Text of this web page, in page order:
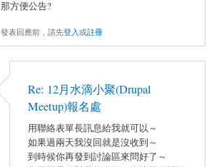
那方便公告?
發表回應前，請先登入或註冊
Re: 12月水滴小聚(Drupal
Meetup)報名處
用聯絡表單長訊息給我就可以～
如果過兩天我沒回就是沒收到～
到時候你再發到討論區來問好了～